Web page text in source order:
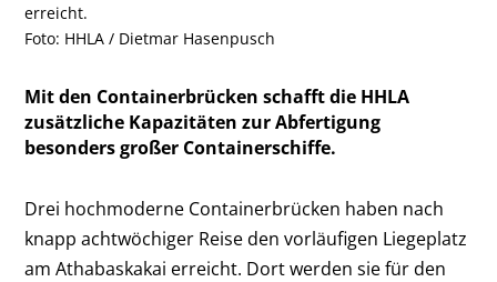
erreicht.
Foto: HHLA / Dietmar Hasenpusch
Mit den Containerbrücken schafft die HHLA
zusätzliche Kapazitäten zur Abfertigung
besonders großer Containerschiffe.
Drei hochmoderne Containerbrücken haben nach
knapp achtwöchiger Reise den vorläufigen Liegeplatz
am Athabaskakai erreicht. Dort werden sie für den